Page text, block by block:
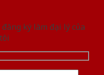
ký làm đại lý của